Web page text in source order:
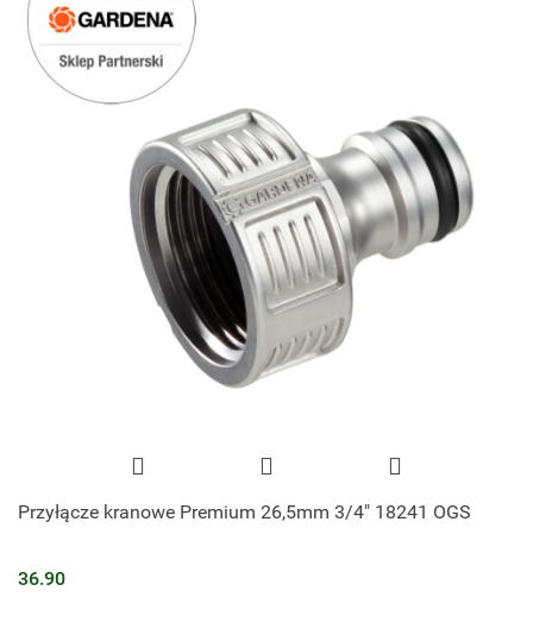
Przyłącze kranowe Premium 26,5mm 3/4" 18241 OGS
36.90